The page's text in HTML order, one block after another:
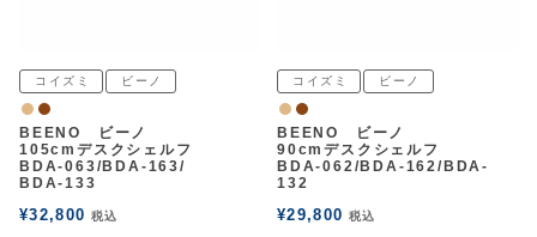
コイズミ ビーノ
ナチュラル
ウォルナット
BEENO ビーノ
105cmデスクシェルフ
BDA-063/BDA-163/
BDA-133
¥32,800 税込
コイズミ ビーノ
ナチュラル
ウォルナット
BEENO ビーノ
90cmデスクシェルフ
BDA-062/BDA-162/BDA-
132
¥29,800 税込